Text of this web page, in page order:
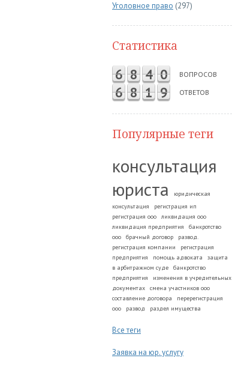
Уголовное право (297)
Статистика
6 8 4 0 ВОПРОСОВ
6 8 1 9 ОТВЕТОВ
Популярные теги
консультация
юриста
юридическая
консультация
регистрация ип
регистрация ооо
ликвидация ооо
ликвидация предприятия
банкротство
ооо
брачный договор
развод.
регистрация компании
регистрация
предприятия
помощь адвоката
защита
в арбитражном суде
банкротство
предприятия
изменения в учредительных
документах
смена участников ооо
составление договора
перерегистрация
ооо
развод раздел имущества
Все теги
Заявка на юр. услугу